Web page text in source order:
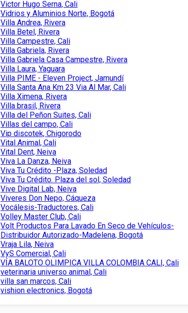
Victor Hugo Serna, Cali
Vidrios y Aluminios Norte, Bogotá
Villa Andrea, Rivera
Villa Betel, Rivera
Villa Campestre, Cali
Villa Gabriela, Rivera
Villa Gabriela Casa Campestre, Rivera
Villa Laura, Yaguara
Villa PIME - Eleven Project, Jamundí
Villa Santa Ana Km 23 Via Al Mar, Cali
Villa Ximena, Rivera
Villa brasil, Rivera
Villa del Peñon Suites, Cali
Villas del campo, Cali
Vip discotek, Chigorodo
Vital Animal, Cali
Vital Dent, Neiva
Viva La Danza, Neiva
Viva Tu Crédito -Plaza, Soledad
Viva Tu Crédito. Plaza del sol, Soledad
Vive Digital Lab, Neiva
Viveres Don Nepo, Cáqueza
Vocálesis-Traductores, Cali
Volley Master Club, Cali
Volt Productos Para Lavado En Seco de Vehículos-
Distribuidor Autorizado-Madelena, Bogotá
Vraja Lila, Neiva
VyS Comercial, Cali
VÍA BALOTO OLIMPICA VILLA COLOMBIA CALI, Cali
veterinaria universo animal, Cali
villa san marcos, Cali
vishion electronics, Bogotá